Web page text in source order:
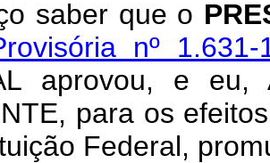
que o
nº
aprovou, e eu,
para os
Federal,